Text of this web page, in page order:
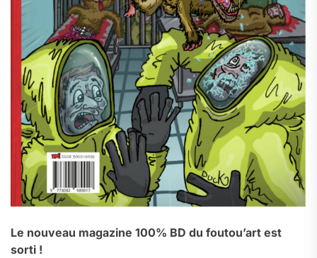
Le nouveau magazine 100% BD du foutou’art est
sorti !